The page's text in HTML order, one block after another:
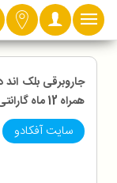
دسته بندی
همراه 12 ماه گارانتی
سایت آفکادو